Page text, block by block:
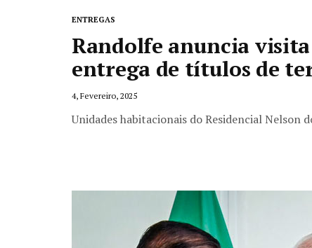
ENTREGAS
Randolfe anuncia
entrega de títulos de
4, Fevereiro, 2025
Unidades habitacionais do Residencial Nelson